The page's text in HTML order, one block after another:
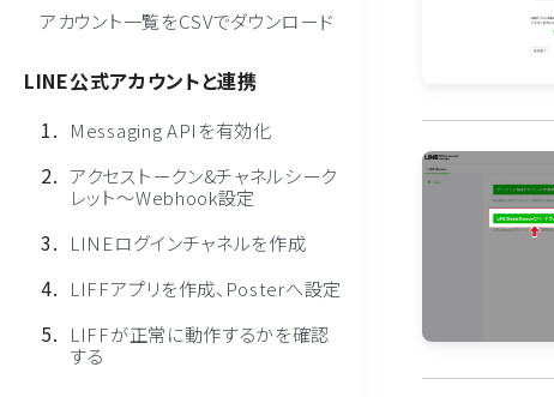
アカウント一覧をCSVでダウンロード
LINE公式アカウントと連携
Messaging APIを有効化
アクセストークン&チャネルシーク
レット〜Webhook設定
LINEログインチャネルを作成
LIFFアプリを作成、Posterへ設定
LIFFが正常に動作するかを確認
する